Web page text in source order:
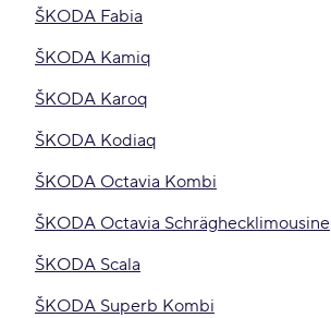
ŠKODA Fabia
ŠKODA Kamiq
ŠKODA Karoq
ŠKODA Kodiaq
ŠKODA Octavia Kombi
ŠKODA Octavia Schräghecklimousine
ŠKODA Scala
ŠKODA Superb Kombi